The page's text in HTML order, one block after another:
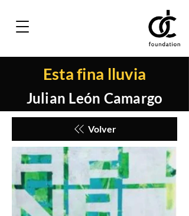
Esta fina lluvia
Julian León Camargo
Volver